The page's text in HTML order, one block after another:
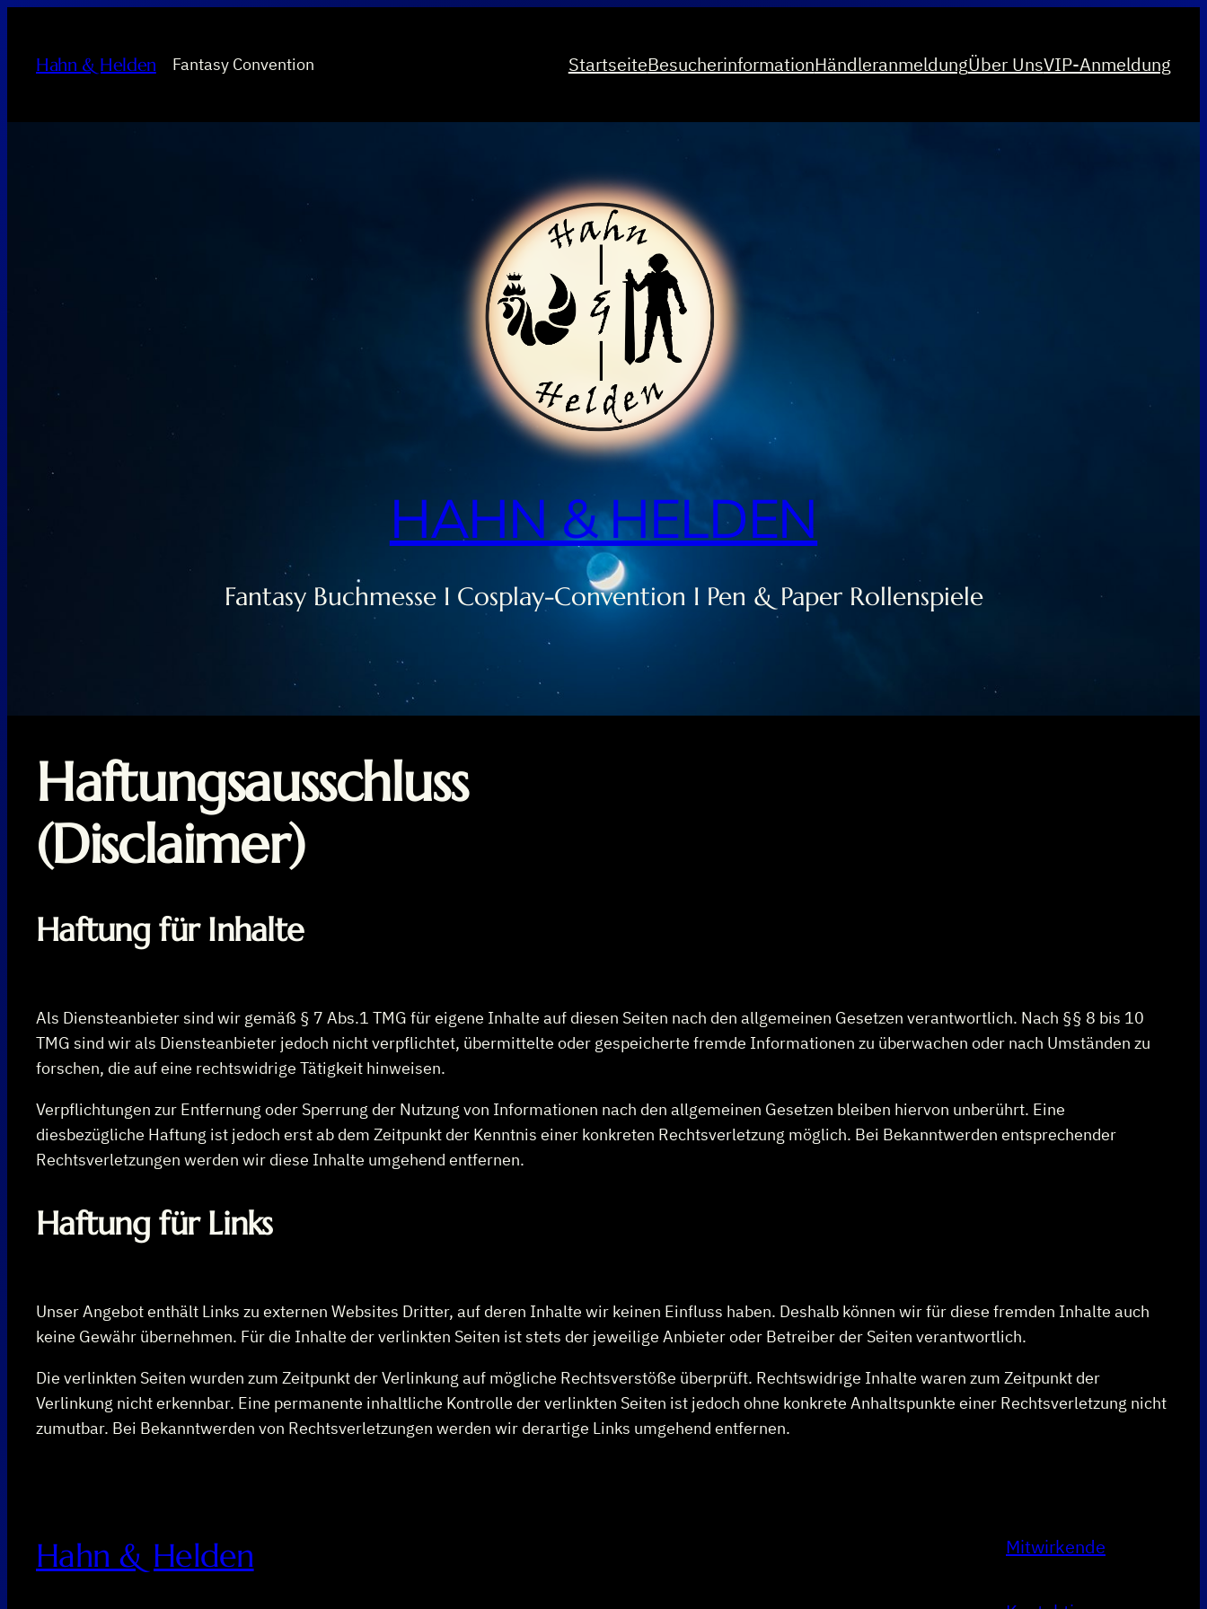
springen
Hahn & Helden Fantasy Convention StartseiteBesucherinformationHändleranmeldungÜber UnsVIP-Anmeldung
HAHN & HELDEN
Fantasy Buchmesse I Cosplay-Convention I Pen & Paper Rollenspiele
Haftungsausschluss
(Disclaimer)
Haftung für Inhalte
Als Diensteanbieter sind wir gemäß § 7 Abs.1 TMG für eigene Inhalte auf diesen Seiten nach den allgemeinen Gesetzen verantwortlich. Nach §§ 8 bis 10
TMG sind wir als Diensteanbieter jedoch nicht verpflichtet, übermittelte oder gespeicherte fremde Informationen zu überwachen oder nach Umständen zu
forschen, die auf eine rechtswidrige Tätigkeit hinweisen.
Verpflichtungen zur Entfernung oder Sperrung der Nutzung von Informationen nach den allgemeinen Gesetzen bleiben hiervon unberührt. Eine
diesbezügliche Haftung ist jedoch erst ab dem Zeitpunkt der Kenntnis einer konkreten Rechtsverletzung möglich. Bei Bekanntwerden entsprechender
Rechtsverletzungen werden wir diese Inhalte umgehend entfernen.
Haftung für Links
Unser Angebot enthält Links zu externen Websites Dritter, auf deren Inhalte wir keinen Einfluss haben. Deshalb können wir für diese fremden Inhalte auch
keine Gewähr übernehmen. Für die Inhalte der verlinkten Seiten ist stets der jeweilige Anbieter oder Betreiber der Seiten verantwortlich.
Die verlinkten Seiten wurden zum Zeitpunkt der Verlinkung auf mögliche Rechtsverstöße überprüft. Rechtswidrige Inhalte waren zum Zeitpunkt der
Verlinkung nicht erkennbar. Eine permanente inhaltliche Kontrolle der verlinkten Seiten ist jedoch ohne konkrete Anhaltspunkte einer Rechtsverletzung nicht
zumutbar. Bei Bekanntwerden von Rechtsverletzungen werden wir derartige Links umgehend entfernen.
Hahn & Helden Mitwirkende